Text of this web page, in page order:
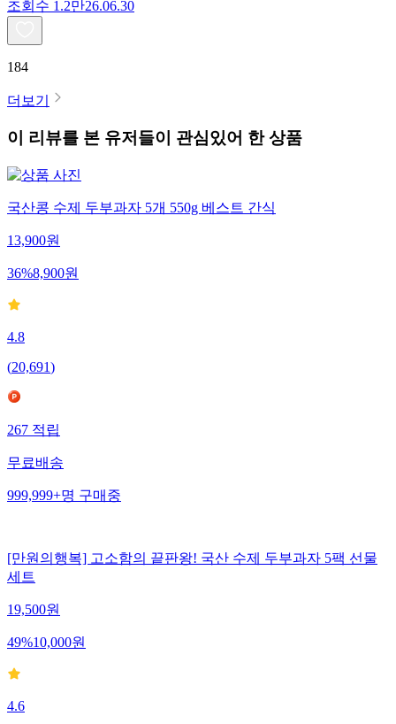
조회수 1.2만26.06.30
184
더보기
이 리뷰를 본 유저들이 관심있어 한 상품
국산콩 수제 두부과자 5개 550g 베스트 간식
13,900원
36%8,900원
4.8
(20,691)
267 적립
무료배송
999,999+명 구매중
[만원의행복] 고소함의 끝판왕! 국산 수제 두부과자 5팩 선물
세트
19,500원
49%10,000원
4.6